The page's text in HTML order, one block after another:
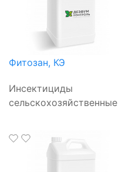
Фитозан, КЭ
Инсектициды
сельскохозяйственные